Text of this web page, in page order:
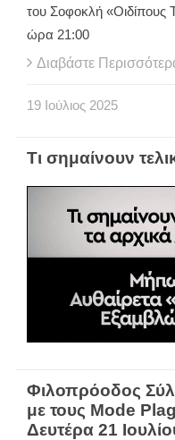
του Σοφοκλή «Οιδίπους
ώρα 21:00
Διαβάστε
19 Ιούλιος 2025
Τι σημαίνουν
Φιλοπρόοδος
με τους Mode
Δευτέρα 21